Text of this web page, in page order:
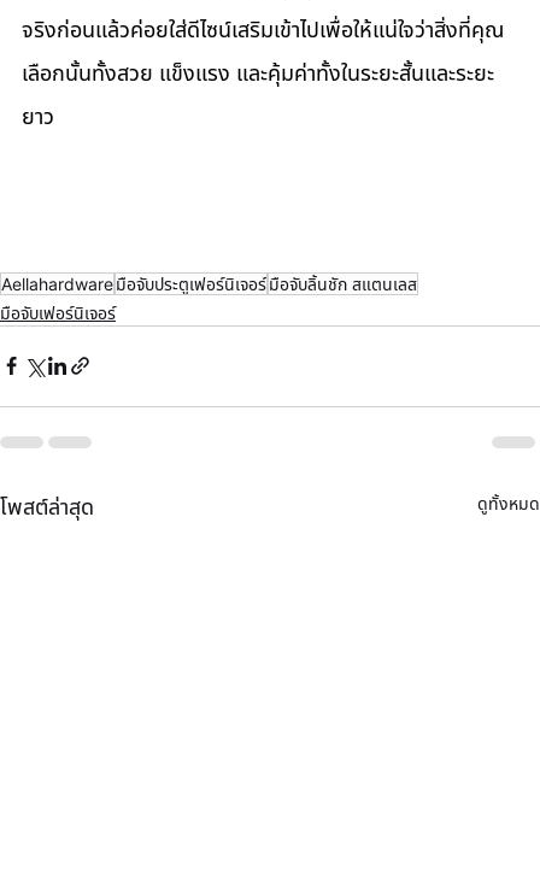
จริงก่อนแล้วค่อยใส่ดีไซน์เสริมเข้าไปเพื่อให้แน่ใจว่าสิ่งที่คุณ
เลือกนั้นทั้งสวย แข็งแรง และคุ้มค่าทั้งในระยะสั้นและระยะ
ยาว
Aellahardwareมือจับประตูเฟอร์นิเจอร์มือจับลิ้นชัก สแตนเลส
มือจับเฟอร์นิเจอร์
โพสต์ล่าสุด ดูทั้งหมด